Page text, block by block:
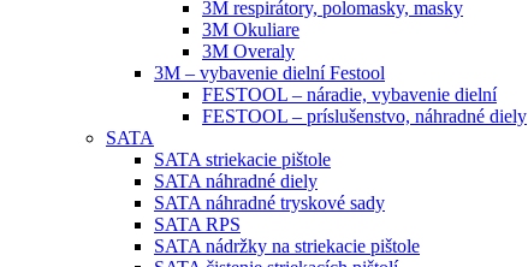
3M respirátory, polomasky, masky
3M Okuliare
3M Overaly
3M – vybavenie dielní Festool
FESTOOL – náradie, vybavenie dielní
FESTOOL – príslušenstvo, náhradné diely
SATA
SATA striekacie pištole
SATA náhradné diely
SATA náhradné tryskové sady
SATA RPS
SATA nádržky na striekacie pištole